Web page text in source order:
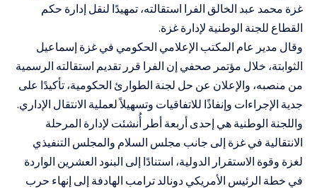
غزة محمد عبد الخالق الفرا استقالته، تمهيدًا لنقل إدارة حكم
القطاع للجنة الوطنية لإدارة غزة.
وقال مدير عام المكتب الإعلامي الحكومي في غزة إسماعيل
الثوابتة، خلال مؤتمر صحفي إن الفرا قرر تقديم استقالته الرسمية
من منصبه، والإعلان عن حل لجنة الطوارئ الحكومية، تأكيدًا على
جدية الإجراءات وإنفاذًا للاتفاقيات وتسهيلاً لعملية الانتقال الإداري.
واللجنة الوطنية هي إحدى أربعة أطر أُنشئت لإدارة المرحلة
الانتقالية في غزة إلى جانب مجلس السلام والمجلس التنفيذي
لغزة وقوة الاستقرار الدولية، استنادًا إلى البنود العشرين الواردة
في خطة الرئيس الأمريكي دونالد ترامب الهادفة إلى إنهاء حرب